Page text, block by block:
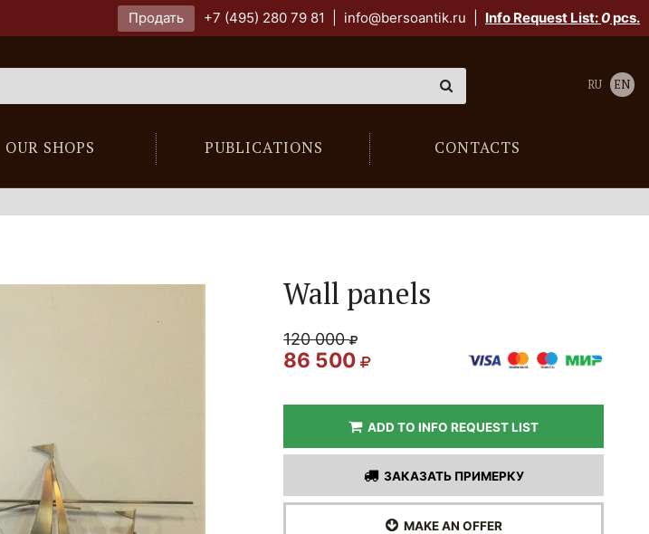
Продать +7 (495) 280 79 81 info@bersoantik.ru Info Request List:0pcs.
OUR SHOPS PUBLICATIONS CONTACTS
RU EN
Wall panels
120 000
86 500
ADD TO INFO REQUEST LIST
ЗАКАЗАТЬ ПРИМЕРКУ
MAKE AN OFFER